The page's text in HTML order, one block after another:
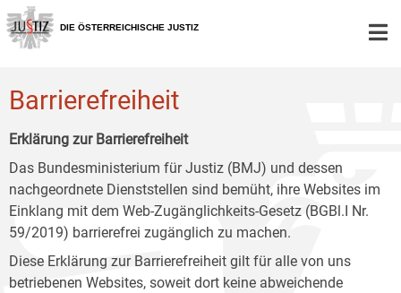
Zur
Hauptnavigation
[1]
Zum
Inhalt
[2]
Zum
Untermenü
[3]
DIE ÖSTERREICHISCHE JUSTIZ
Barrierefreiheit
Erklärung zur Barrierefreiheit
Das Bundesministerium für Justiz (BMJ) und dessen
nachgeordnete Dienststellen sind bemüht, ihre Websites im
Einklang mit dem Web-Zugänglichkeits-Gesetz (BGBl.I Nr.
59/2019) barrierefrei zugänglich zu machen.
Diese Erklärung zur Barrierefreiheit gilt für alle von uns
betriebenen Websites, soweit dort keine abweichende